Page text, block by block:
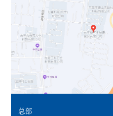
总部